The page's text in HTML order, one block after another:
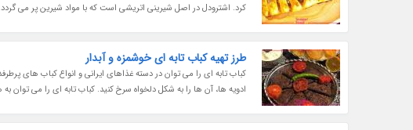
کرد. اشترودل در اصل شیرینی اتریشی است که با مواد شیرین پر می گردد.
طرز تهیه کباب تابه ای خوشمزه و آبدار
کباب تابه ای را می توان در دسته غذاهای ایرانی و انواع کباب های
ادویه ها، آن ها را به شکل دلخواه سرخ کنید. کباب تابه ای را می توان